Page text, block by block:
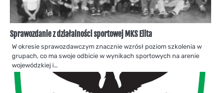
Sprawozdanie z działalności sportowej MKS Elita
W okresie sprawozdawczym znacznie wzrósł poziom szkolenia w
grupach, co ma swoje odbicie w wynikach sportowych na arenie
wojewódzkiej i…